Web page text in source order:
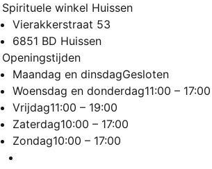
Spirituele winkel Huissen
Vierakkerstraat 53
6851 BD Huissen
Openingstijden
Maandag en dinsdagGesloten
Woensdag en donderdag11:00 – 17:00
Vrijdag11:00 – 19:00
Zaterdag10:00 – 17:00
Zondag10:00 – 17:00